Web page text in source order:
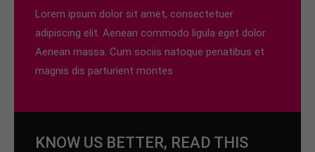
Lorem ipsum dolor sit amet, consectetuer
adipiscing elit. Aenean commodo ligula eget dolor.
Aenean massa. Cum sociis natoque penatibus et
magnis dis parturient montes
KNOW US BETTER, READ THIS